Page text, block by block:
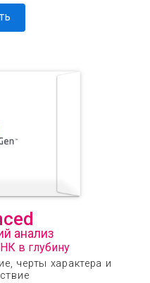
анализ
в глубину
черты характера и